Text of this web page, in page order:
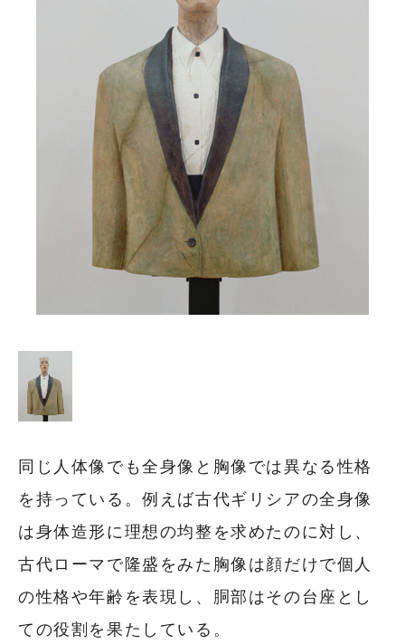
同じ人体像でも全身像と胸像では異なる性格
を持っている。例えば古代ギリシアの全身像
は身体造形に理想の均整を求めたのに対し、
古代ローマで隆盛をみた胸像は顔だけで個人
の性格や年齢を表現し、胴部はその台座とし
ての役割を果たしている。